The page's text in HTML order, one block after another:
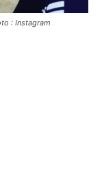
: Instagram